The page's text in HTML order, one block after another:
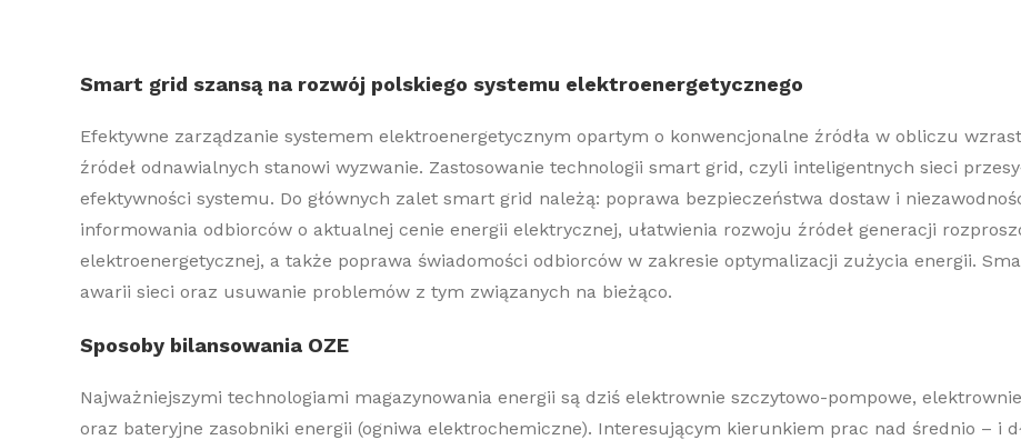
Smart grid szansą na rozwój polskiego systemu elektroenergetycznego
Efektywne zarządzanie systemem elektroenergetycznym opartym o konwencjonalne źródła w obliczu
źródeł odnawialnych stanowi wyzwanie. Zastosowanie technologii smart grid, czyli inteligentnych sieci
efektywności systemu. Do głównych zalet smart grid należą: poprawa bezpieczeństwa dostaw i
informowania odbiorców o aktualnej cenie energii elektrycznej, ułatwienia rozwoju źródeł generacji
elektroenergetycznej, a także poprawa świadomości odbiorców w zakresie optymalizacji zużycia energii.
awarii sieci oraz usuwanie problemów z tym związanych na bieżąco.
Sposoby bilansowania OZE
Najważniejszymi technologiami magazynowania energii są dziś elektrownie szczytowo-pompowe,
oraz bateryjne zasobniki energii (ogniwa elektrochemiczne). Interesującym kierunkiem prac nad średnio – i